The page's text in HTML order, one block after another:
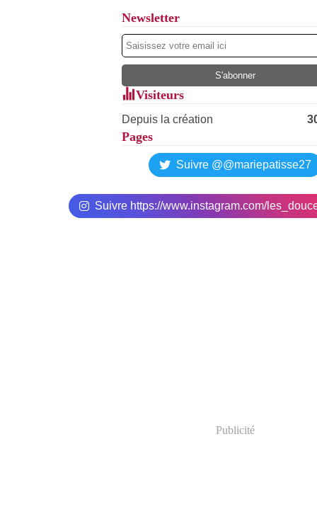
Newsletter
Visiteurs
Depuis la création
Pages
Suivre @@mariepatisse27
Suivre https://www.instagram.com/
Publicité